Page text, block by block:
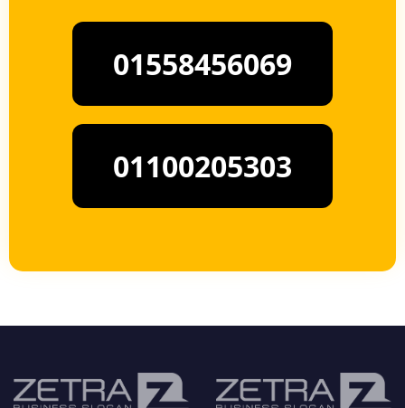
01558456069
01100205303